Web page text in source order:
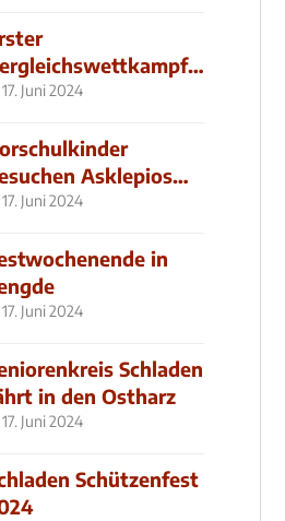
2019
17. Juni 2024
Asklepios
17. Juni 2024
in
17. Juni 2024
Schladen
in den Ostharz
17. Juni 2024
Schützenfest